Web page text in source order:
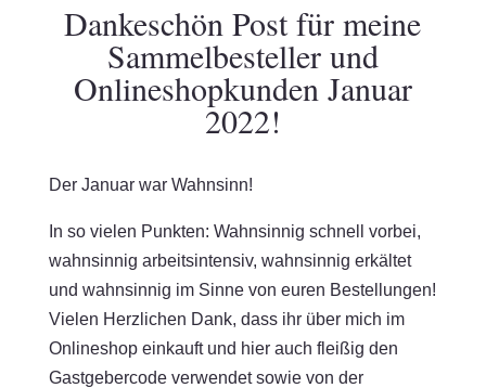
Dankeschön Post für meine
Sammelbesteller und
Onlineshopkunden Januar
2022!
Der Januar war Wahnsinn!
In so vielen Punkten: Wahnsinnig schnell vorbei,
wahnsinnig arbeitsintensiv, wahnsinnig erkältet
und wahnsinnig im Sinne von euren Bestellungen!
Vielen Herzlichen Dank, dass ihr über mich im
Onlineshop einkauft und hier auch fleißig den
Gastgebercode verwendet sowie von der